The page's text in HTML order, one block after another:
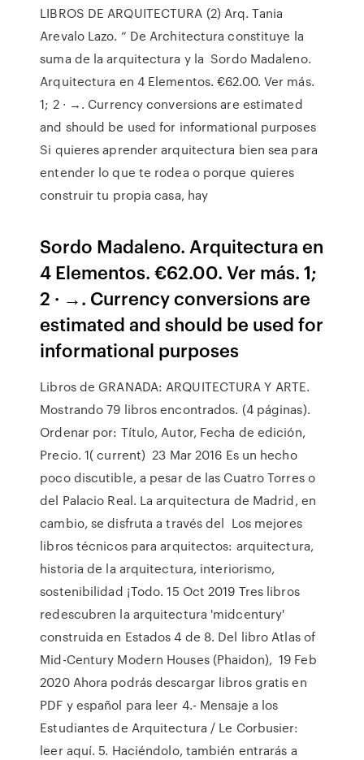
LIBROS DE ARQUITECTURA (2) Arq. Tania
Arevalo Lazo. “ De Architectura constituye la
suma de la arquitectura y la Sordo Madaleno.
Arquitectura en 4 Elementos. €62.00. Ver más.
1; 2 · →. Currency conversions are estimated
and should be used for informational purposes
Si quieres aprender arquitectura bien sea para
entender lo que te rodea o porque quieres
construir tu propia casa, hay
Sordo Madaleno. Arquitectura en
4 Elementos. €62.00. Ver más. 1;
2 · →. Currency conversions are
estimated and should be used for
informational purposes
Libros de GRANADA: ARQUITECTURA Y ARTE.
Mostrando 79 libros encontrados. (4 páginas).
Ordenar por: Título, Autor, Fecha de edición,
Precio. 1( current) 23 Mar 2016 Es un hecho
poco discutible, a pesar de las Cuatro Torres o
del Palacio Real. La arquitectura de Madrid, en
cambio, se disfruta a través del Los mejores
libros técnicos para arquitectos: arquitectura,
historia de la arquitectura, interiorismo,
sostenibilidad ¡Todo. 15 Oct 2019 Tres libros
redescubren la arquitectura 'midcentury'
construida en Estados 4 de 8. Del libro Atlas of
Mid-Century Modern Houses (Phaidon), 19 Feb
2020 Ahora podrás descargar libros gratis en
PDF y español para leer 4.- Mensaje a los
Estudiantes de Arquitectura / Le Corbusier:
leer aquí. 5. Haciéndolo, también entrarás a